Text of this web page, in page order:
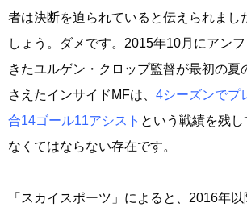
者は決断を迫られていると伝えられまし
しょう。ダメです。2015年10月にアン
きたユルゲン・クロップ監督が最初の夏
さえたインサイドMFは、 4シーズンでプ
合14ゴール11アシスト という戦績を残
なくてはならない存在です。
「スカイスポーツ」によると、2016年